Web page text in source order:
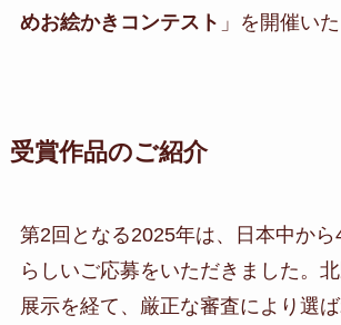
めお絵かきコンテスト 」を開催い
受賞作品のご紹介
第2回となる2025年は、日本中か
らしいご応募をいただきました。
展示を経て、厳正な審査により選